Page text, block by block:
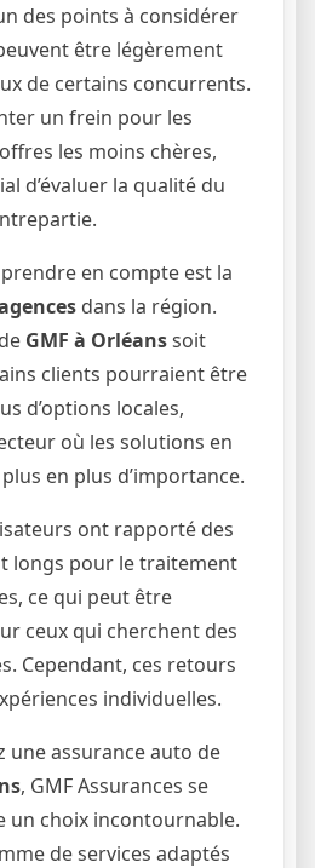
des points à considérer
être légèrement
de certains concurrents.
un frein pour les
les moins chères,
d’évaluer la qualité du
en compte est la
dans la région.
GMF à Orléanssoit
clients pourraient être
d’options locales,
où les solutions en
en plus d’importance.
ont rapporté des
longs pour le traitement
ce qui peut être
ceux qui cherchent des
Cependant, ces retours
individuelles.
une assurance auto de
, GMF Assurances se
un choix incontournable.
de services adaptés